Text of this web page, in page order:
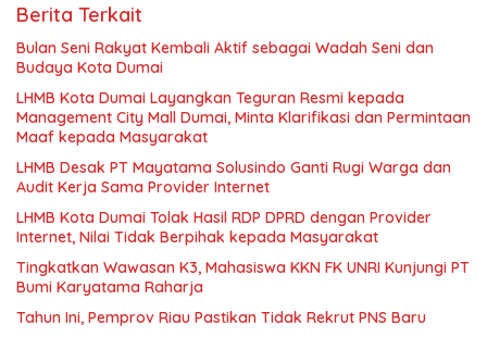
Berita Terkait
Bulan Seni Rakyat Kembali Aktif sebagai Wadah Seni dan
Budaya Kota Dumai
LHMB Kota Dumai Layangkan Teguran Resmi kepada
Management City Mall Dumai, Minta Klarifikasi dan Permintaan
Maaf kepada Masyarakat
LHMB Desak PT Mayatama Solusindo Ganti Rugi Warga dan
Audit Kerja Sama Provider Internet
LHMB Kota Dumai Tolak Hasil RDP DPRD dengan Provider
Internet, Nilai Tidak Berpihak kepada Masyarakat
Tingkatkan Wawasan K3, Mahasiswa KKN FK UNRI Kunjungi PT
Bumi Karyatama Raharja
Tahun Ini, Pemprov Riau Pastikan Tidak Rekrut PNS Baru